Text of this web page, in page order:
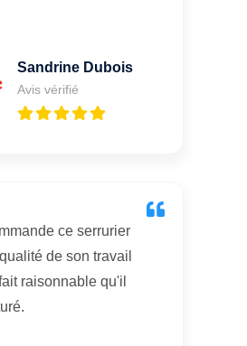
Sandrine Dubois
Avis vérifié
ce serrurier
de son travail
raisonnable qu'il